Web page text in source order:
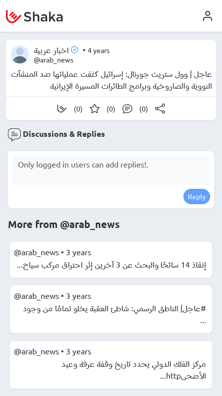
اخبار عربية • 4 years
@arab_news
عاجل | وول ستريت جورنال: إسرائيل كثفت عملياتها ضد المنشآت
النووية والصاروخية وبرامج الطائرات المسيرة الإيرانية
(0) (0) (0)
Discussions & Replies
Reply
More from @arab_news
@arab_news • 3 years
إنقاذ 14 سائحًا والبحث عن 3 آخرين إثر احتراق مركب سياح...
@arab_news • 3 years
#عاجل| الناطق الرسمي: شاطئ العقبة يخلو تمامًا من وجود
...
@arab_news • 3 years
مركز الفلك الدولي يحدد تاريخ وقفة عرفة وعيد
الأضحىhttp...